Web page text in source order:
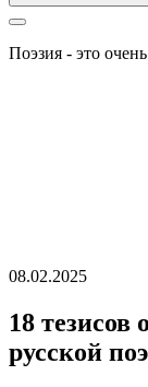
Поэзия - это
08.02.2025
18 тезисов
русской